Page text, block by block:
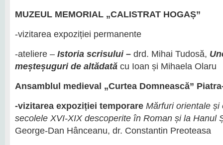
MUZEUL MEMORIAL „CALISTRAT HOGAȘ”
-vizitarea expoziției permanente
-ateliere – Istoria scrisului– drd. Mihai Tudosă,
meșteșuguri de altădată cu Ioan și Mihaela Olaru
Ansamblul medieval „Curtea Domnească”
-vizitarea expoziției temporare Mărfuri orientale și
secolele XVI-XIX descoperite în Roman și la Hanul
George-Dan Hânceanu, dr. Constantin Preoteasa